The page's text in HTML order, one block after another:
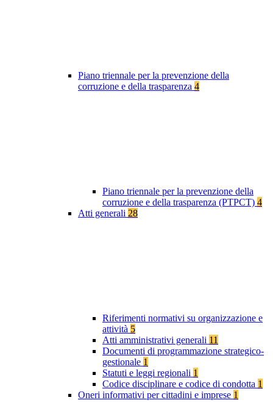
Piano triennale per la prevenzione della
corruzione e della trasparenza 4
Piano triennale per la prevenzione della
corruzione e della trasparenza (PTPCT) 4
Atti generali 28
Riferimenti normativi su organizzazione e
attività 5
Atti amministrativi generali 11
Documenti di programmazione strategico-
gestionale 1
Statuti e leggi regionali 1
Codice disciplinare e codice di condotta 1
Oneri informativi per cittadini e imprese 1